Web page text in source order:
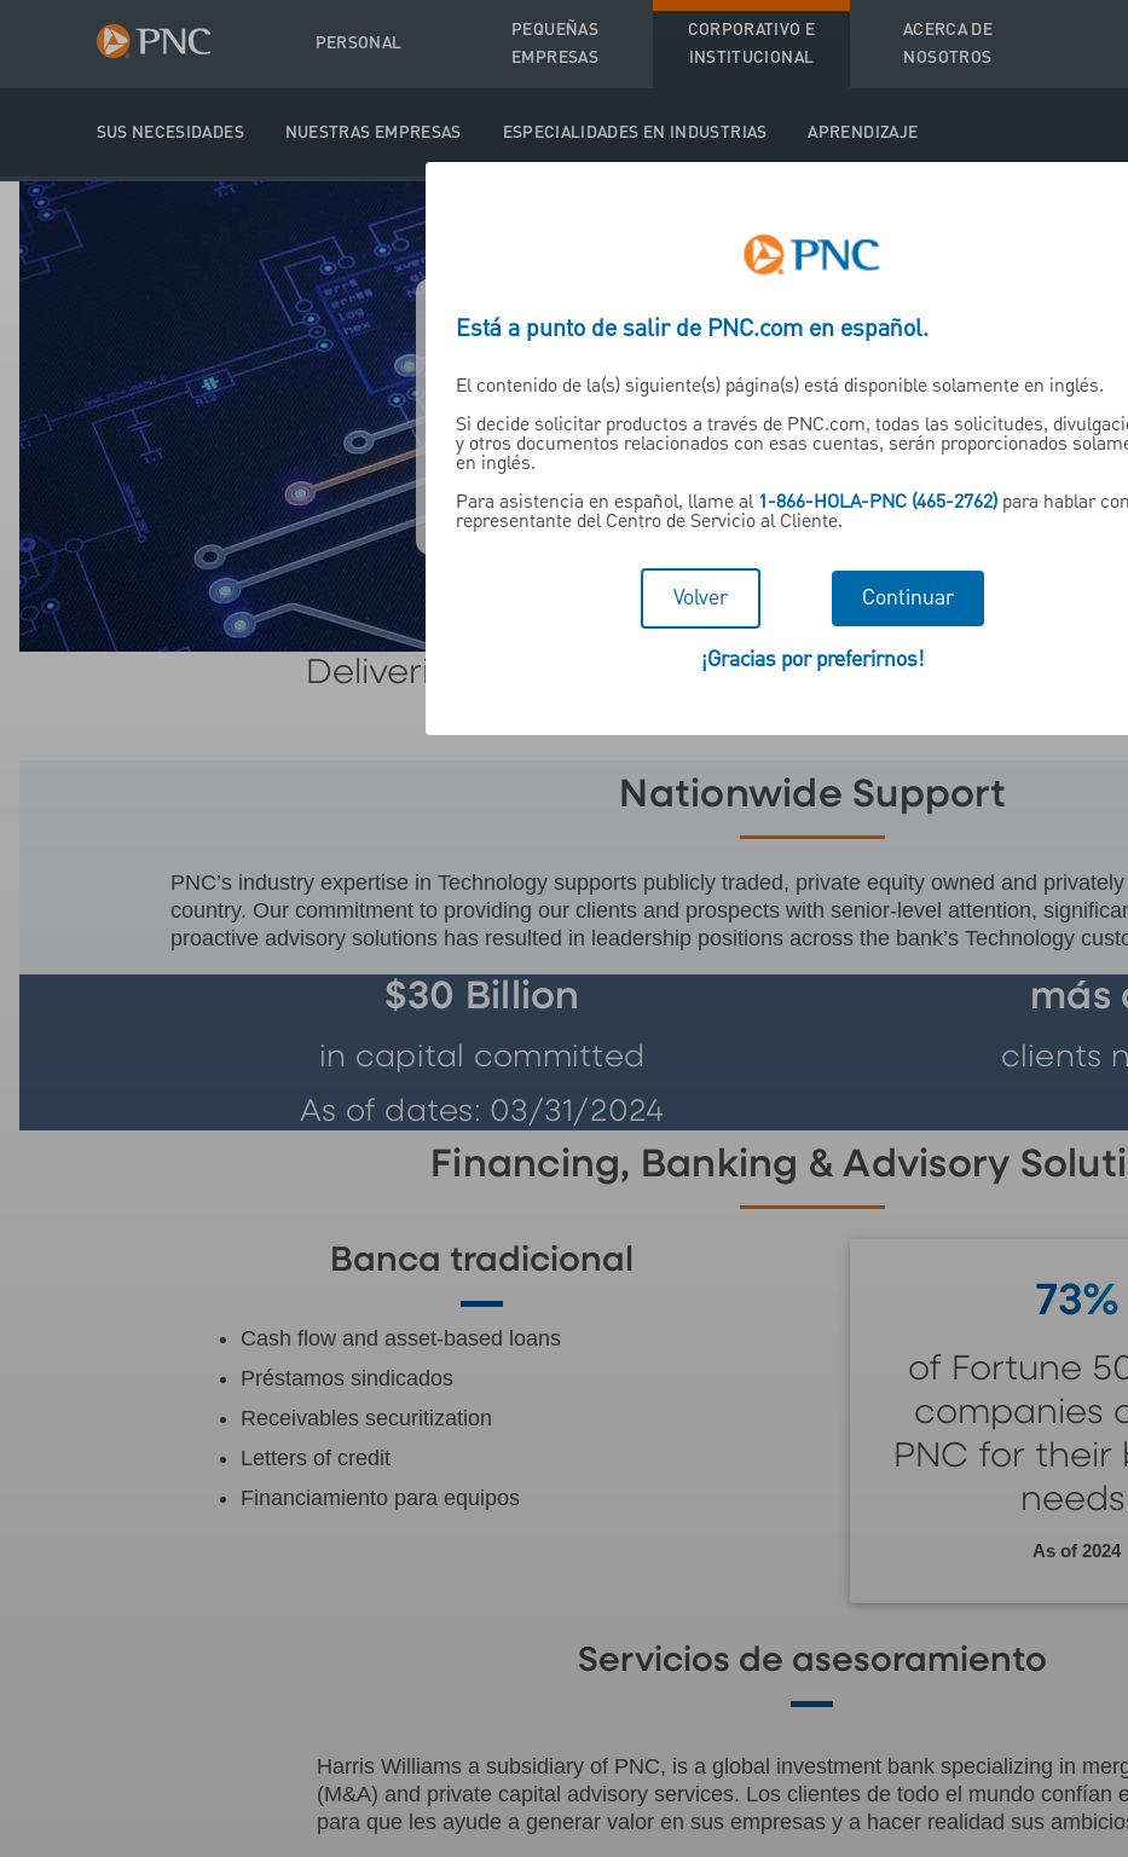
PERSONAL
PEQUEÑAS
EMPRESAS
CORPORATIVO E
INSTITUCIONAL
SUS NECESIDADES NUESTRAS EMPRESAS ESPECIALIDADES EN INDUSTRIAS APRENDIZAJE
ACERCA DE
NOSOTROS
Technology Finance &
Advisory Solutions
Contáctenos
Delivering a comprehensive range of financing
Nationwide Support
PNC’s industry expertise in Technology supports publicly traded, private equity owned and
country. Our commitment to providing our clients and prospects with senior-level attention,
proactive advisory solutions has resulted in leadership positions across the bank’s Technology
$30 Billion
in capital committed
As of dates: 03/31/2024
más
clients
Financing, Banking & Advisory
Banca tradicional
Cash flow and asset-based loans
Préstamos sindicados
Receivables securitization
Letters of credit
Financiamiento para equipos
73%
of Fortune
companies
PNC for their
As of 2024
Servicios de asesoramiento
Harris Williams a subsidiary of PNC, is a global investment bank specializing in
(M&A) and private capital advisory services. Los clientes de todo el mundo confían
para que les ayude a generar valor en sus empresas y a hacer realidad sus
Está a punto de salir de PNC.com en español.
El contenido de la(s) siguiente(s) página(s) está disponible solamente en inglés.
Si decide solicitar productos a través de PNC.com, todas las solicitudes,
y otros documentos relacionados con esas cuentas, serán proporcionados
en inglés.
Para asistencia en español, llame al 1-866-HOLA-PNC (465-2762) para hablar
representante del Centro de Servicio al Cliente.
Volver Continuar
¡Gracias por preferirnos!